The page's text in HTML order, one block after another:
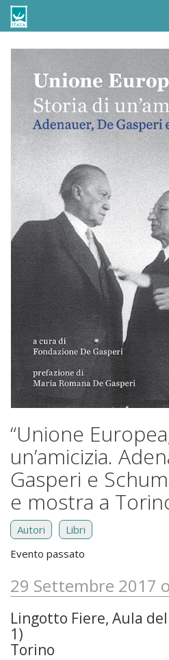
“Unione
un’amicizia.
Gasperi e
e mostra a
Autori
Libri
Evento passato
29 Settembre 2017
Lingotto Fiere, Aula
1)
Torino